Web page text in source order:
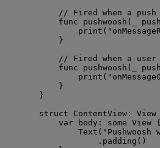
// Fired when a
func
pushwoosh (
print ( "
}
// Fired when a
func
pushwoosh (
print ( "
}
}
struct ContentView: View
var body: some View {
Text ( "
. padding ()